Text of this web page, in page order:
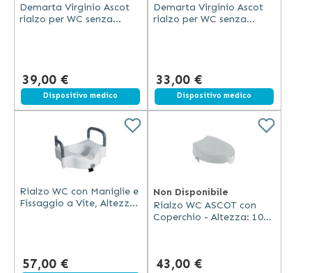
Demarta Virginio Ascot
rialzo per WC senza
39,00 €
Dispositivo medico
Demarta Virginio Ascot
rialzo per WC senza
33,00 €
Dispositivo medico
Rialzo WC con Maniglie e
Fissaggio a Vite, Altezza
57,00 €
Non Disponibile
Rialzo WC ASCOT con
Coperchio - Altezza: 10
43,00 €